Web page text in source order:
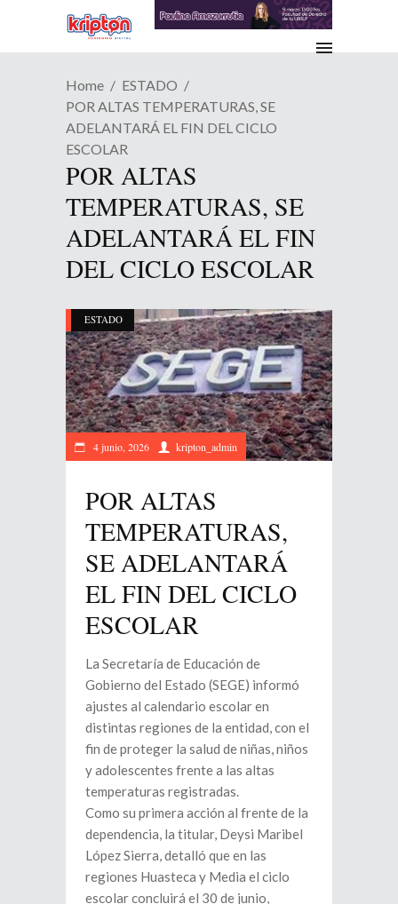
Home
ESTADO
POR ALTAS TEMPERATURAS, SE
ADELANTARÁ EL FIN DEL CICLO
ESCOLAR
POR ALTAS
TEMPERATURAS, SE
ADELANTARÁ EL FIN
DEL CICLO ESCOLAR
ESTADO
4 junio, 2026 kripton_admin
POR ALTAS
TEMPERATURAS,
SE ADELANTARÁ
EL FIN DEL CICLO
ESCOLAR
La Secretaría de Educación de
Gobierno del Estado (SEGE) informó
ajustes al calendario escolar en
distintas regiones de la entidad, con el
fin de proteger la salud de niñas, niños
y adolescentes frente a las altas
temperaturas registradas.
Como su primera acción al frente de la
dependencia, la titular, Deysi Maribel
López Sierra, detalló que en las
regiones Huasteca y Media el ciclo
escolar concluirá el 30 de junio,